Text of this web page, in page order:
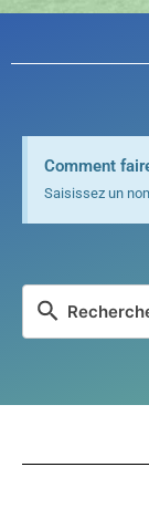
Comment
Saisissez un